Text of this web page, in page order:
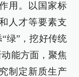
用。以国家标
人才等要素支
绿”，挖好传统
能方面，聚焦
制定新质生产